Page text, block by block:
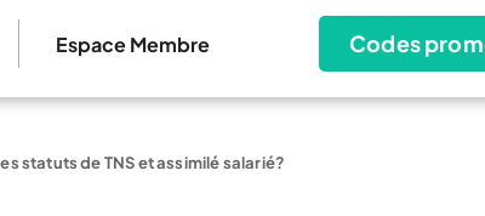
Espace Membre Codes
statuts de TNS et assimilé salarié?